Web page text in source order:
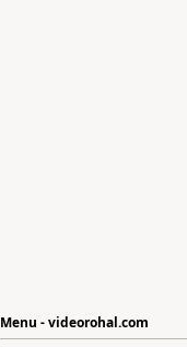
Menu - videorohal.com